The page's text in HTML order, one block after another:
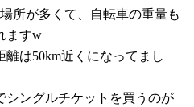
所が多くて、自転車の重量も
ますw
は50km近くになってまし
シングルチケットを買うのが